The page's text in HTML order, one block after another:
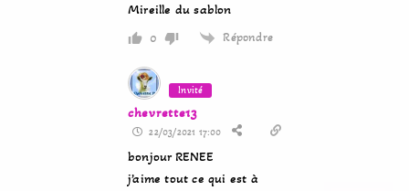
Mireille du sablon
0 Répondre
Invité
chevrette13
22/03/2021 17:00
bonjour RENEE
j’aime tout ce qui est à